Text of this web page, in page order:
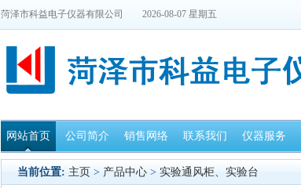
菏泽市科益电子仪器有限公司 2026-08-07 星期五
网站首页 公司简介 销售网络 联系我们 仪器服务
当前位置: 主页 > 产品中心 > 实验通风柜、实验台